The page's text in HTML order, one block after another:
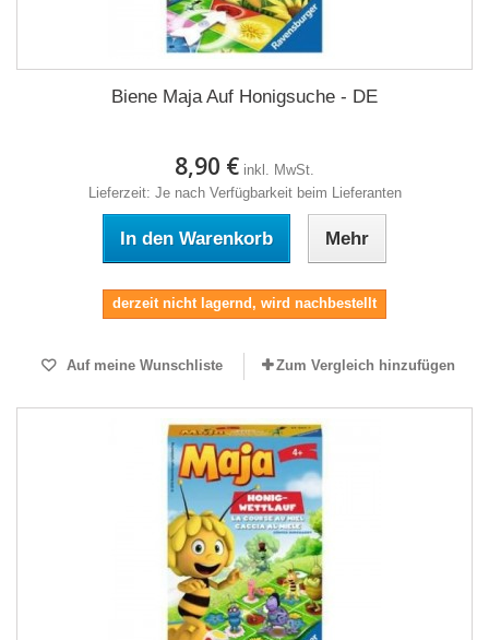
Biene Maja Auf Honigsuche - DE
8,90 € inkl. MwSt.
Lieferzeit: Je nach Verfügbarkeit beim Lieferanten
In den Warenkorb Mehr
derzeit nicht lagernd, wird nachbestellt
Auf meine Wunschliste Zum Vergleich hinzufügen